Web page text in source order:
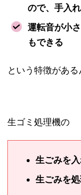
ので、手入
運転音が小
もできる
という特徴がある
生ゴミ処理機の
生ごみを
生ごみを